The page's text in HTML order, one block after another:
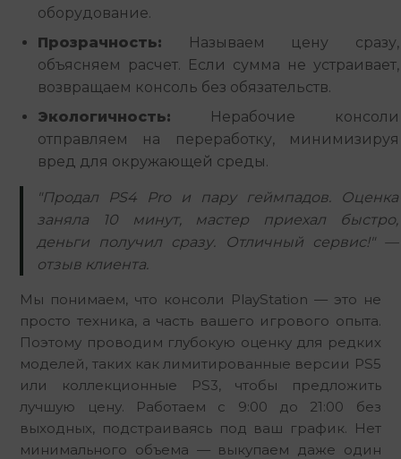
оборудование.
Прозрачность: Называем цену сразу,
объясняем расчет. Если сумма не устраивает,
возвращаем консоль без обязательств.
Экологичность: Нерабочие консоли
отправляем на переработку, минимизируя
вред для окружающей среды.
"Продал PS4 Pro и пару геймпадов. Оценка
заняла 10 минут, мастер приехал быстро,
деньги получил сразу. Отличный сервис!" —
отзыв клиента.
Мы понимаем, что консоли PlayStation — это не
просто техника, а часть вашего игрового опыта.
Поэтому проводим глубокую оценку для редких
моделей, таких как лимитированные версии PS5
или коллекционные PS3, чтобы предложить
лучшую цену. Работаем с 9:00 до 21:00 без
выходных, подстраиваясь под ваш график. Нет
минимального объема — выкупаем даже один